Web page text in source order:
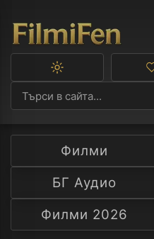
Превключване
тъмна
тема
Филми
БГ Аудио
Филми 2026